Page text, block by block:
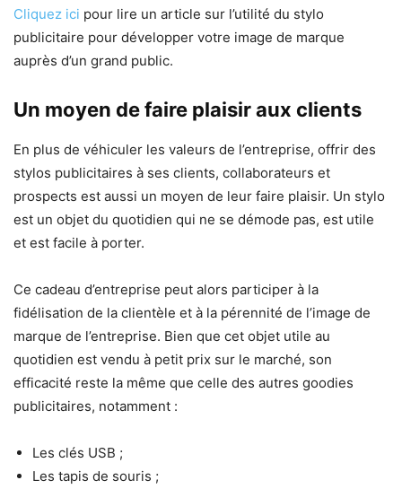
Cliquez ici pour lire un article sur l’utilité du stylo
publicitaire pour développer votre image de marque
auprès d’un grand public.
Un moyen de faire plaisir aux clients
En plus de véhiculer les valeurs de l’entreprise, offrir des
stylos publicitaires à ses clients, collaborateurs et
prospects est aussi un moyen de leur faire plaisir. Un stylo
est un objet du quotidien qui ne se démode pas, est utile
et est facile à porter.
Ce cadeau d’entreprise peut alors participer à la
fidélisation de la clientèle et à la pérennité de l’image de
marque de l’entreprise. Bien que cet objet utile au
quotidien est vendu à petit prix sur le marché, son
efficacité reste la même que celle des autres goodies
publicitaires, notamment :
Les clés USB ;
Les tapis de souris ;